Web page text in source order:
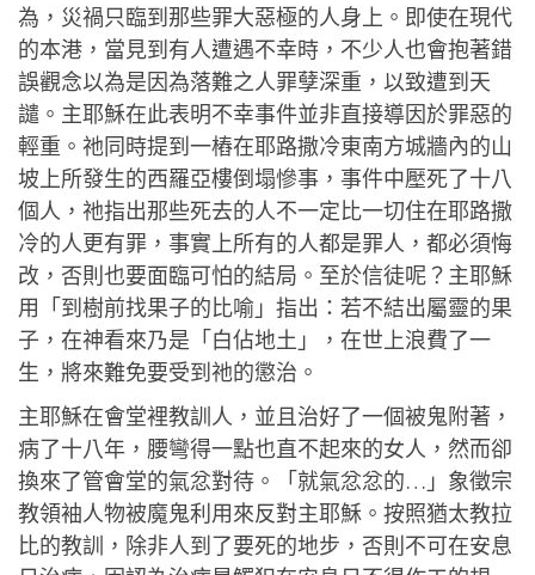
為，災禍只臨到那些罪大惡極的人身上。即使在現代
的本港，當見到有人遭遇不幸時，不少人也會抱著錯
誤觀念以為是因為落難之人罪孽深重，以致遭到天
譴。主耶穌在此表明不幸事件並非直接導因於罪惡的
輕重。祂同時提到一樁在耶路撒冷東南方城牆內的山
坡上所發生的西羅亞樓倒塌慘事，事件中壓死了十八
個人，祂指出那些死去的人不一定比一切住在耶路撒
冷的人更有罪，事實上所有的人都是罪人，都必須悔
改，否則也要面臨可怕的結局。至於信徒呢？主耶穌
用「到樹前找果子的比喻」指出：若不結出屬靈的果
子，在神看來乃是「白佔地土」，在世上浪費了一
生，將來難免要受到祂的懲治。
主耶穌在會堂裡教訓人，並且治好了一個被鬼附著，
病了十八年，腰彎得一點也直不起來的女人，然而卻
換來了管會堂的氣忿對待。「就氣忿忿的…」象徵宗
教領袖人物被魔鬼利用來反對主耶穌。按照猶太教拉
比的教訓，除非人到了要死的地步，否則不可在安息